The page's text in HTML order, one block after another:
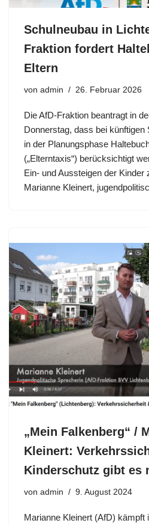
Schulneubau in
Fraktion fordert
Eltern
von admin 26. Februar 2026
Die AfD-Fraktion beantragt in
Donnerstag, dass bei künftigen
in der Planungsphase
(„Elterntaxis“) berücksichtigt
Ein- und Aussteigen der Kinder
Marianne Kleinert,
„Mein Falkenberg“ /
Kleinert:
Kinderschutz gibt es
von admin 9. August 2024
Marianne Kleinert (AfD) kämpft